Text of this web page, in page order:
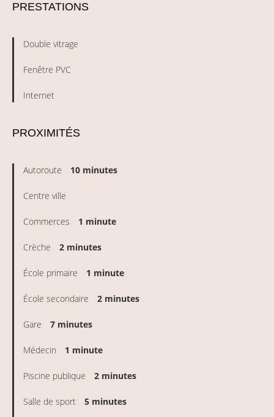
PRESTATIONS
Double vitrage
Fenêtre PVC
Internet
PROXIMITÉS
Autoroute 10 minutes
Centre ville
Commerces 1 minute
Crèche 2 minutes
École primaire 1 minute
École secondaire 2 minutes
Gare 7 minutes
Médecin 1 minute
Piscine publique 2 minutes
Salle de sport 5 minutes